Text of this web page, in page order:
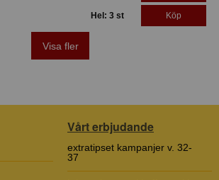
Hel: 3 st Köp
Visa fler
Vårt erbjudande
extratipset kampanjer v. 32-
37